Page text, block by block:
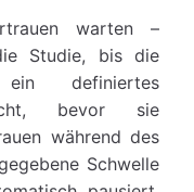
warten –
Studie, bis die
ein definiertes
bevor sie
während des
Schwelle